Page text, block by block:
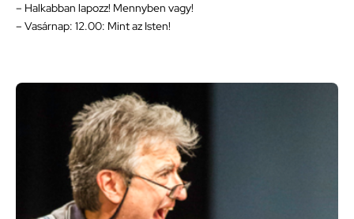
– Halkabban lapozz! Mennyben vagy!
– Vasárnap: 12.00: Mint az Isten!